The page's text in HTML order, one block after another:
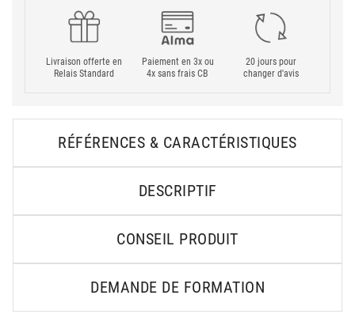
Livraison offerte en
Relais Standard
Paiement en 3x ou
4x sans frais CB
20 jours pour
changer d'avis
RÉFÉRENCES & CARACTÉRISTIQUES
DESCRIPTIF
CONSEIL PRODUIT
DEMANDE DE FORMATION